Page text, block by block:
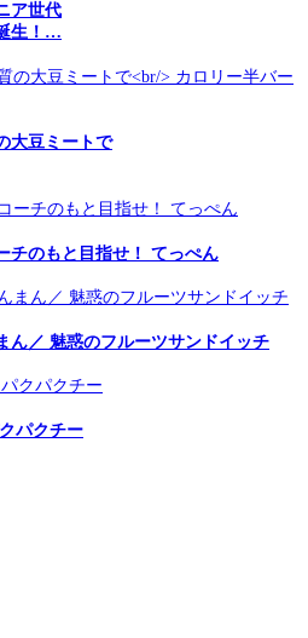
ア世代
生！…
大豆ミートで
チのもと目指せ！ てっぺん
ん／ 魅惑のフルーツサンドイッチ
パクチー